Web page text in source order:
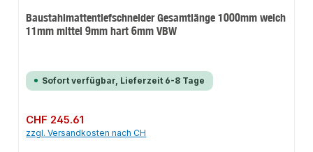
Baustahlmattentiefschneider Gesamtlänge 1000mm weich
11mm mittel 9mm hart 6mm VBW
Sofort verfügbar, Lieferzeit 6-8 Tage
Regulärer Preis:
CHF 245.61
zzgl. Versandkosten nach CH